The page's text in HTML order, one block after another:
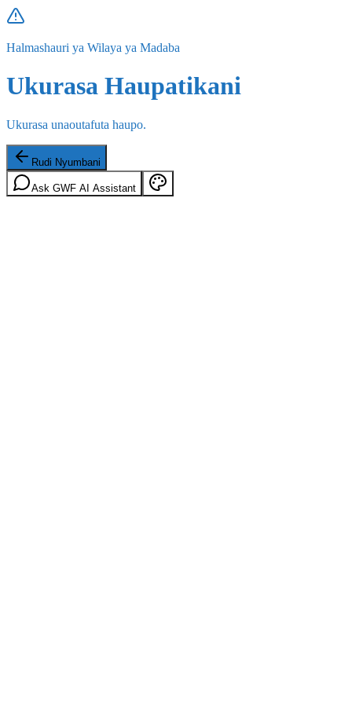
Halmashauri ya Wilaya ya Madaba
Ukurasa Haupatikani
Ukurasa unaoutafuta haupo.
Rudi Nyumbani
Ask GWF AI Assistant